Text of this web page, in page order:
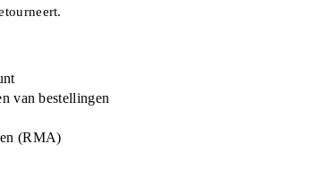
van bestellingen
(RMA)